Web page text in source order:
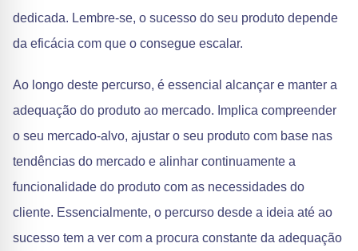
dedicada. Lembre-se, o sucesso do seu produto depende
da eficácia com que o consegue escalar.
Ao longo deste percurso, é essencial alcançar e manter a
adequação do produto ao mercado. Implica compreender
o seu mercado-alvo, ajustar o seu produto com base nas
tendências do mercado e alinhar continuamente a
funcionalidade do produto com as necessidades do
cliente. Essencialmente, o percurso desde a ideia até ao
sucesso tem a ver com a procura constante da adequação